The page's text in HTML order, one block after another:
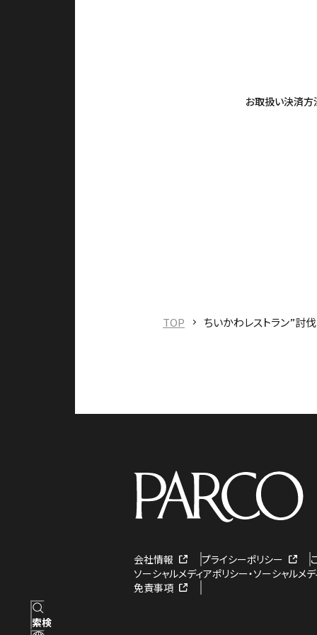
検索
お取扱い決済方
TOP ちいかわレストラン”討
会社情報 プライシーポリシー
ソーシャルメディアポリシー・ソーシャルメ
免責事項